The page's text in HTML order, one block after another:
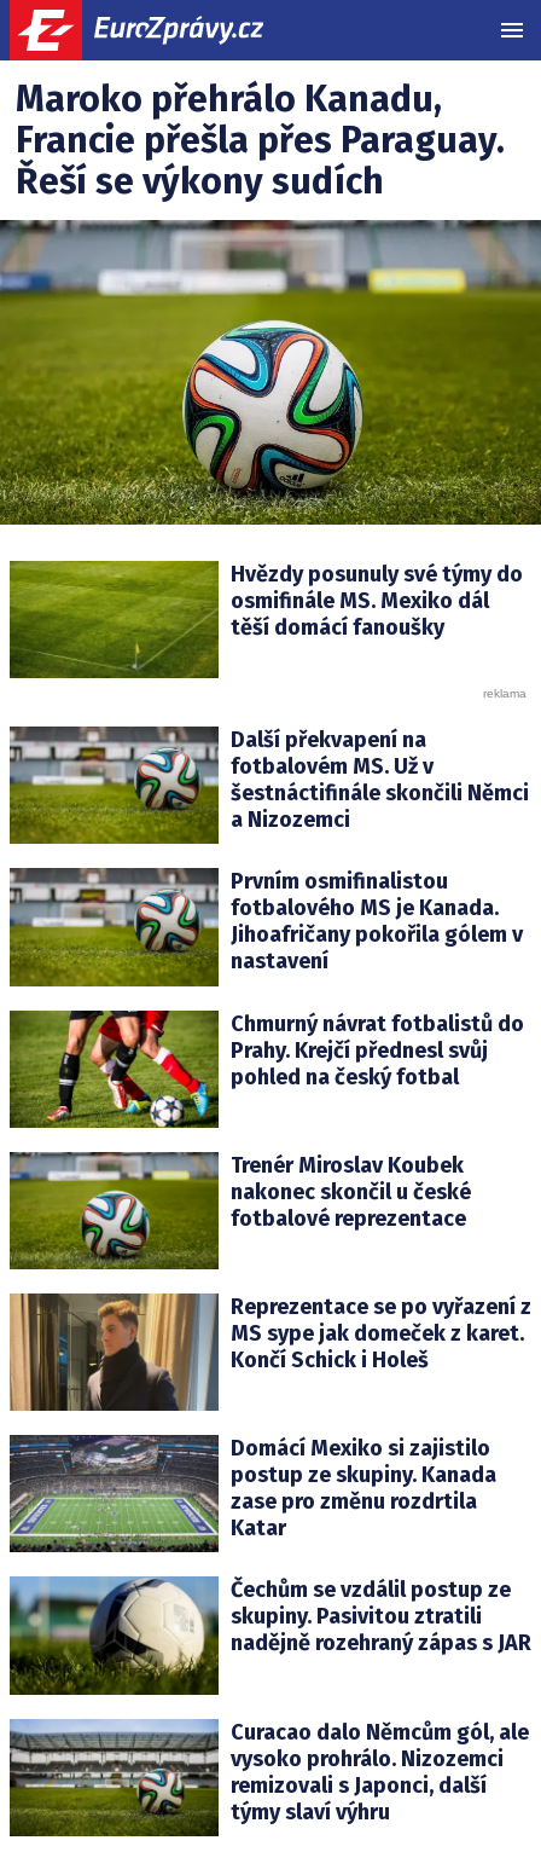
Sport
Související
články:
Maroko přehrálo Kanadu,
Francie přešla přes Paraguay.
Řeší se výkony sudích
Hvězdy posunuly své týmy do
osmifinále MS. Mexiko dál
těší domácí fanoušky
Další překvapení na
fotbalovém MS. Už v
šestnáctifinále skončili Němci
a Nizozemci
Prvním osmifinalistou
fotbalového MS je Kanada.
Jihoafričany pokořila gólem v
nastavení
Chmurný návrat fotbalistů do
Prahy. Krejčí přednesl svůj
pohled na český fotbal
Trenér Miroslav Koubek
nakonec skončil u české
fotbalové reprezentace
Reprezentace se po vyřazení z
MS sype jak domeček z karet.
Končí Schick i Holeš
Domácí Mexiko si zajistilo
postup ze skupiny. Kanada
zase pro změnu rozdrtila
Katar
Čechům se vzdálil postup ze
skupiny. Pasivitou ztratili
nadějně rozehraný zápas s JAR
Curacao dalo Němcům gól, ale
vysoko prohrálo. Nizozemci
remizovali s Japonci, další
týmy slaví výhru